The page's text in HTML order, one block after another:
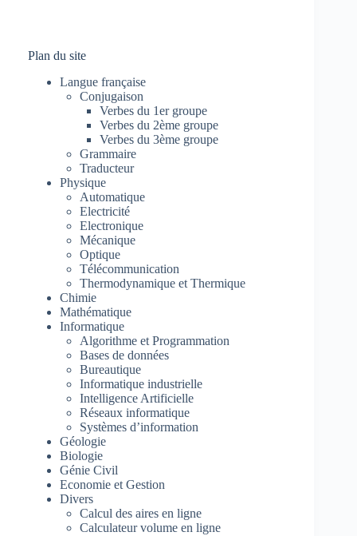
Plan du site
Langue française
Conjugaison
Verbes du 1er groupe
Verbes du 2ème groupe
Verbes du 3ème groupe
Grammaire
Traducteur
Physique
Automatique
Electricité
Electronique
Mécanique
Optique
Télécommunication
Thermodynamique et Thermique
Chimie
Mathématique
Informatique
Algorithme et Programmation
Bases de données
Bureautique
Informatique industrielle
Intelligence Artificielle
Réseaux informatique
Systèmes d’information
Géologie
Biologie
Génie Civil
Economie et Gestion
Divers
Calcul des aires en ligne
Calculateur volume en ligne